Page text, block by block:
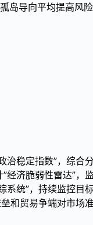
岛导向平均提高风
治稳定指数”，综合
经济脆弱性雷达”，
系统”，持续监控目
和贸易争端对市场